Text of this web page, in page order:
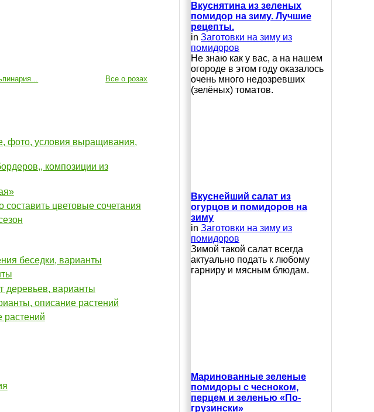
Все о розах
фото, условия выращивания,
композиции из
составить цветовые сочетания
беседки, варианты
деревьев, варианты
описание растений
растений
Вкуснятина из зеленых
помидор на зиму. Лучшие
рецепты.
in Заготовки на зиму из
помидоров
Не знаю как у вас, а на нашем
огороде в этом году оказалось
очень много недозревших
(зелёных) томатов.
Вкуснейший салат из
огурцов и помидоров на
зиму
in Заготовки на зиму из
помидоров
Зимой такой салат всегда
актуально подать к любому
гарниру и мясным блюдам.
Маринованные зеленые
помидоры с чесноком,
перцем и зеленью «По-
грузински»